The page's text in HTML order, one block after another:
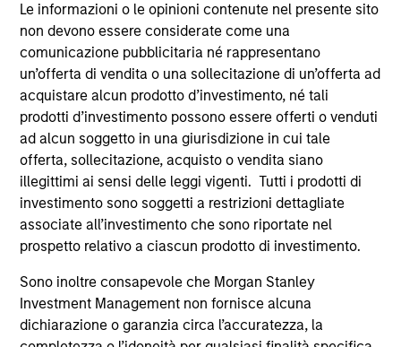
Le informazioni o le opinioni contenute nel presente sito
non devono essere considerate come una
comunicazione pubblicitaria né rappresentano
un’offerta di vendita o una sollecitazione di un’offerta ad
acquistare alcun prodotto d’investimento, né tali
prodotti d’investimento possono essere offerti o venduti
ad alcun soggetto in una giurisdizione in cui tale
offerta, sollecitazione, acquisto o vendita siano
illegittimi ai sensi delle leggi vigenti. Tutti i prodotti di
investimento sono soggetti a restrizioni dettagliate
associate all’investimento che sono riportate nel
prospetto relativo a ciascun prodotto di investimento.
Sono inoltre consapevole che Morgan Stanley
Investment Management non fornisce alcuna
dichiarazione o garanzia circa l’accuratezza, la
in lingua tedesca del Prospetto Informativo, del
documento contenente informazioni chiave per gli
investitori (KID o KIID), dello statuto e delle relazioni
annuali e semestrali e ulteriori informazioni possono
essere ottenute dal rappresentante in Svizzera. Il
rappresentante in Svizzera è Carnegie Fund Services S.A.,
11, rue du Général-Dufour, 1204 Ginevra. L’agente pagatore
in Svizzera è Banque Cantonale de Genève, 17, quai de l’Ile,
1204 Ginevra.
Se la società di gestione del Comparto in questione decide
di cessare l’accordo di commercializzazione del Comparto
in un Paese del SEE in cui esso è registrato per la vendita,
lo farà nel rispetto delle norme OICVM.
rinvia alla pagina delGlossario.
Tutti i dati di performance sono calcolati in base al valore
del patrimonio netto (NAV), al netto delle spese, e non